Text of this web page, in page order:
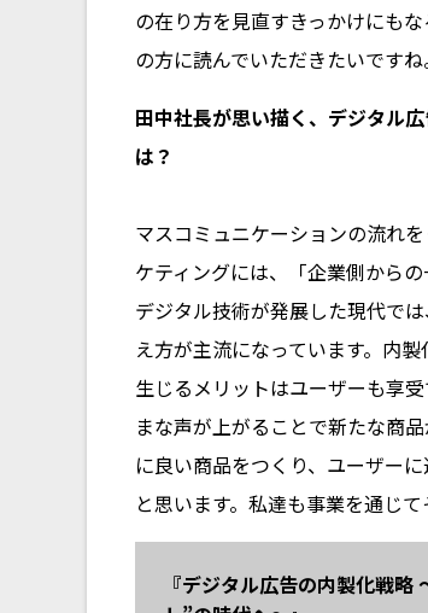
の在り方を見直すきっかけにも
の方に読んでいただきたいですね
――田中社長が思い描く、デジタル
は？
マスコミュニケーションの流れ
ケティングには、「企業側から
デジタル技術が発展した現代で
え方が主流になっています。内
生じるメリットはユーザーも享
まな声が上がることで新たな商
に良い商品をつくり、ユーザー
と思います。私達も事業を通じ
『デジタル広告の内製化戦